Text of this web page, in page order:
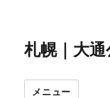
札幌｜大
メニュー